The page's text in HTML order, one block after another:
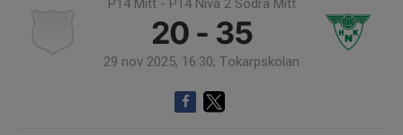
P14 Mitt - P14 Nivå 2 Södra Mitt
20 - 35
29 nov 2025, 16:30, Tokarpskolan